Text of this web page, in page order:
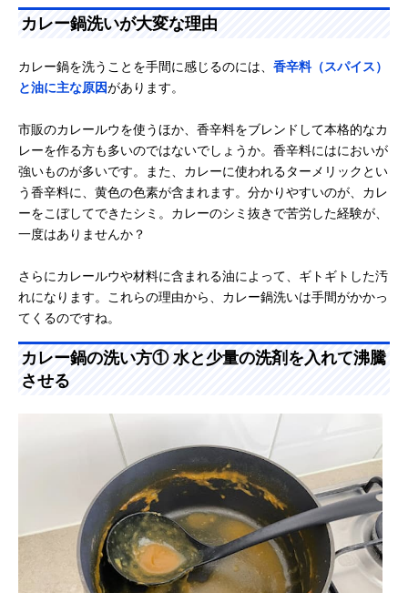
カレー鍋洗いが大変な理由
カレー鍋を洗うことを手間に感じるのには、 香辛料（スパイス）
と油に主な原因があります。
市販のカレールウを使うほか、香辛料をブレンドして本格的なカ
レーを作る方も多いのではないでしょうか。香辛料にはにおいが
強いものが多いです。また、カレーに使われるターメリックとい
う香辛料に、黄色の色素が含まれます。分かりやすいのが、カレ
ーをこぼしてできたシミ。カレーのシミ抜きで苦労した経験が、
一度はありませんか？
さらにカレールウや材料に含まれる油によって、ギトギトした汚
れになります。これらの理由から、カレー鍋洗いは手間がかかっ
てくるのですね。
カレー鍋の洗い方① 水と少量の洗剤を入れて沸騰
させる